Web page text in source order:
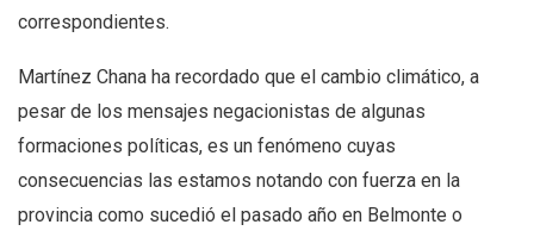
correspondientes.
Martínez Chana ha recordado que el cambio climático, a
pesar de los mensajes negacionistas de algunas
formaciones políticas, es un fenómeno cuyas
consecuencias las estamos notando con fuerza en la
provincia como sucedió el pasado año en Belmonte o